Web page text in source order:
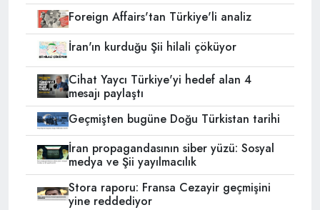
Foreign Affairs'tan Türkiye'li analiz
İran'ın kurduğu Şii hilali çöküyor
Cihat Yaycı Türkiye'yi hedef alan 4
mesajı paylaştı
Geçmişten bugüne Doğu Türkistan tarihi
İran propagandasının siber yüzü: Sosyal
medya ve Şii yayılmacılık
Stora raporu: Fransa Cezayir geçmişini
yine reddediyor